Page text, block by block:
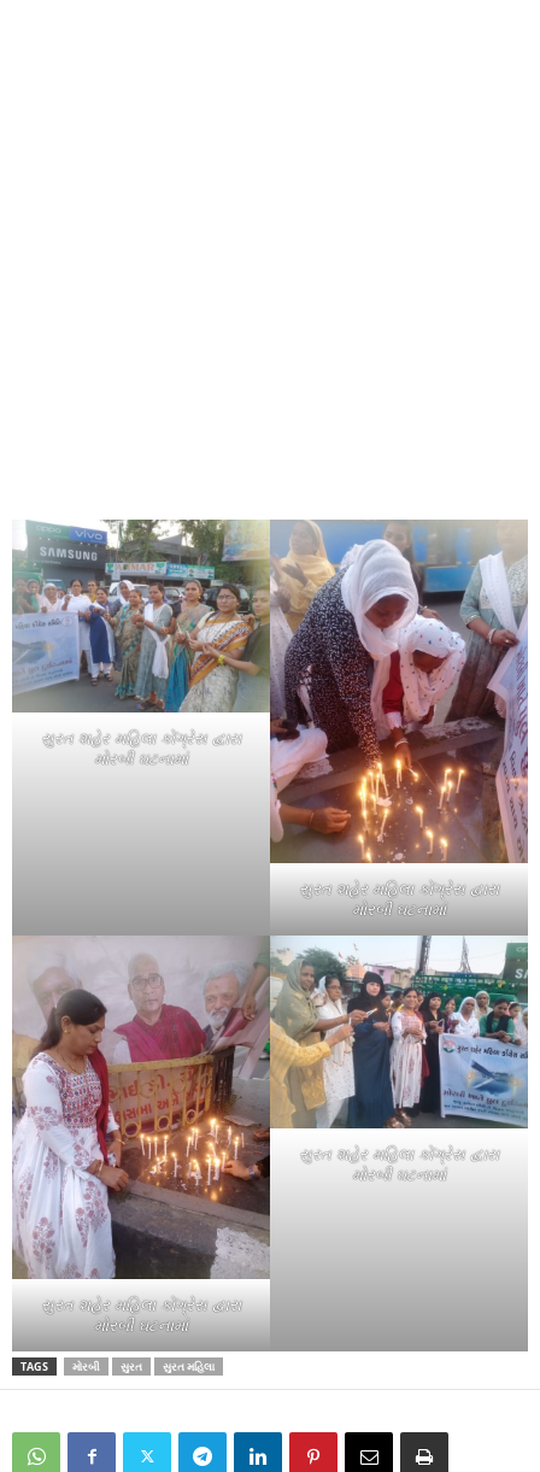
સુરત શહેર મહિલા કોંગ્રેસ દ્વારા
મોરબી ઘટનામાં
સુરત શહેર મહિલા કોંગ્રેસ દ્વારા
મોરબી ઘટનામાં
સુરત શહેર મહિલા કોંગ્રેસ દ્વારા
મોરબી ઘટનામાં
સુરત શહેર મહિલા કોંગ્રેસ દ્વારા
મોરબી ઘટનામાં
TAGS મોરબી સુરત સુરત મહિલા